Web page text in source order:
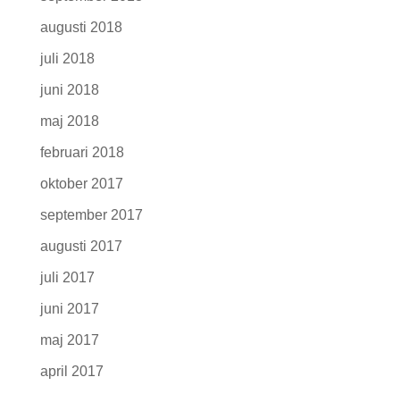
augusti 2018
juli 2018
juni 2018
maj 2018
februari 2018
oktober 2017
september 2017
augusti 2017
juli 2017
juni 2017
maj 2017
april 2017